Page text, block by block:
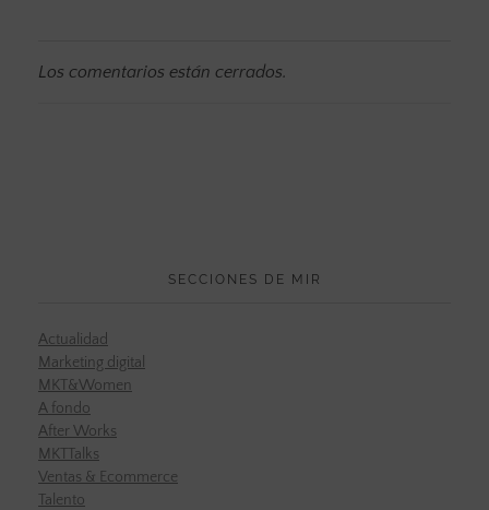
Los comentarios están cerrados.
SECCIONES DE MIR
Actualidad
Marketing digital
MKT&Women
A fondo
After Works
MKTTalks
Ventas & Ecommerce
Talento